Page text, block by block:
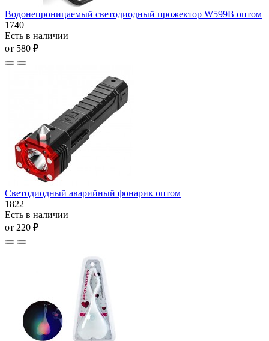
Водонепроницаемый светодиодный прожектор W599B оптом
1740
Есть в наличии
от 580 ₽
Светодиодный аварийный фонарик оптом
1822
Есть в наличии
от 220 ₽